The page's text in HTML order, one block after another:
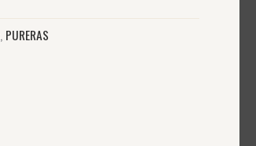
, PURERAS